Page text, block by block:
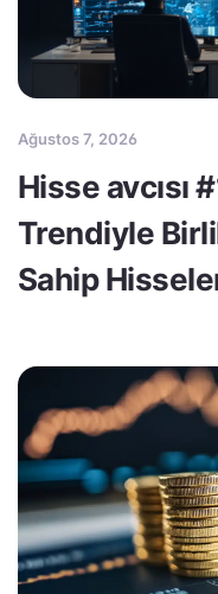
Ağustos 7, 2026
Hisse avcısı
Trendiyle
Sahip